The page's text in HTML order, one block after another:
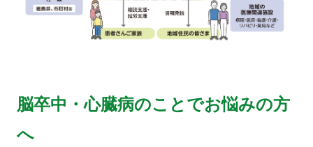
脳卒中・心臓病のことでお悩みの方
へ